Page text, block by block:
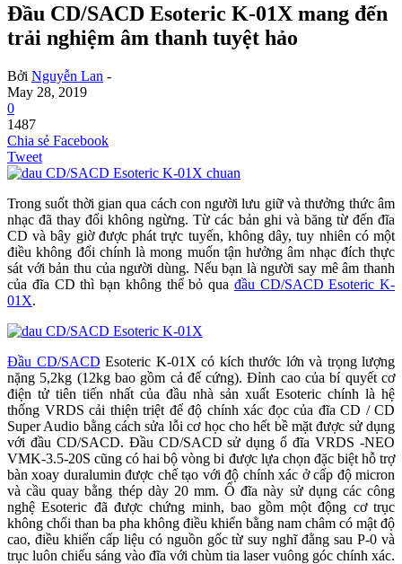
Đầu CD/SACD Esoteric K-01X mang đến
trải nghiệm âm thanh tuyệt hảo
Bởi Nguyễn Lan -
May 28, 2019
0
1487
Chia sẻ Facebook
Tweet
Trong suốt thời gian qua cách con người lưu giữ và thưởng thức âm
nhạc đã thay đổi không ngừng. Từ các bản ghi và băng từ đến đĩa
CD và bây giờ được phát trực tuyến, không dây, tuy nhiên có một
điều không đổi chính là mong muốn tận hưởng âm nhạc đích thực
sát với bản thu của người dùng. Nếu bạn là người say mê âm thanh
của đĩa CD thì bạn không thể bỏ qua đầu CD/SACD Esoteric K-
01X.
Đầu CD/SACD Esoteric K-01X có kích thước lớn và trọng lượng
nặng 5,2kg (12kg bao gồm cả đế cứng). Đỉnh cao của bí quyết cơ
điện tử tiên tiến nhất của đầu nhà sản xuất Esoteric chính là hệ
thống VRDS cải thiện triệt để độ chính xác đọc của đĩa CD / CD
Super Audio bằng cách sửa lỗi cơ học cho hết bề mặt được sử dụng
với đầu CD/SACD. Đầu CD/SACD sử dụng ổ đĩa VRDS -NEO
VMK-3.5-20S cũng có hai bộ vòng bi được lựa chọn đặc biệt hỗ trợ
bàn xoay duralumin được chế tạo với độ chính xác ở cấp độ micron
và cầu quay bằng thép dày 20 mm. Ổ đĩa này sử dụng các công
nghệ Esoteric đã được chứng minh, bao gồm một động cơ trục
không chổi than ba pha không điều khiển bằng nam châm có mật độ
cao, điều khiển cấp liệu có nguồn gốc từ suy nghĩ đằng sau P-0 và
trục luôn chiếu sáng vào đĩa với chùm tia laser vuông góc chính xác.